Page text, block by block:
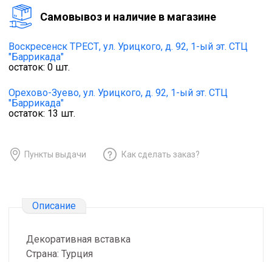
Cамовывоз и наличие в магазине
Воскресенск ТРЕСТ, ул. Урицкого, д. 92, 1-ый эт. СТЦ
"Баррикада"
остаток: 0 шт.
Орехово-Зуево, ул. Урицкого, д. 92, 1-ый эт. СТЦ
"Баррикада"
остаток: 13 шт.
Пункты выдачи Как сделать заказ?
Описание
Декоративная вставка
Страна: Турция